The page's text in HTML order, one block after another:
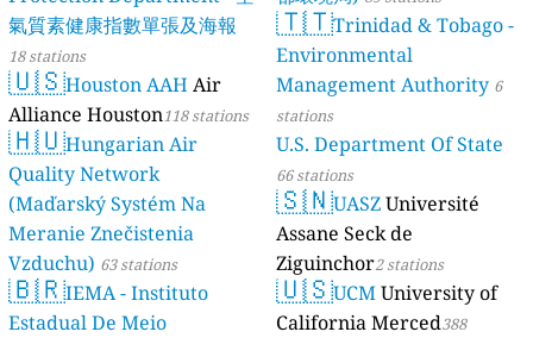
氣質素健康指數單張及海報
18 stations
🇺🇸Houston AAH Air
Alliance Houston118 stations
🇭🇺Hungarian Air
Quality Network
(Maďarský Systém Na
Meranie Znečistenia
Vzduchu) 63 stations
🇧🇷IEMA - Instituto
Estadual De Meio
🇹🇹Trinidad & Tobago -
Environmental
Management Authority 6
stations
U.S. Department Of State
66 stations
🇸🇳UASZUniversité
Assane Seck de
Ziguinchor2 stations
🇺🇸UCMUniversity of
California Merced388